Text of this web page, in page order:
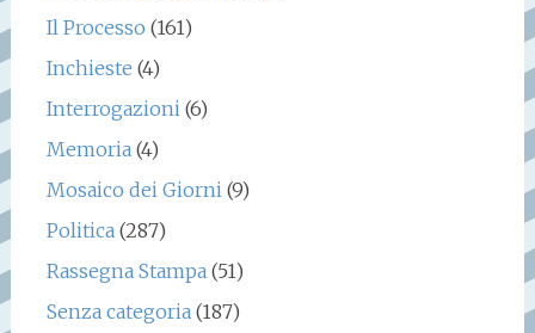
Il Processo (161)
Inchieste (4)
Interrogazioni(6)
Memoria(4)
Mosaico dei Giorni(9)
Politica(287)
Rassegna Stampa(51)
Senza categoria(187)